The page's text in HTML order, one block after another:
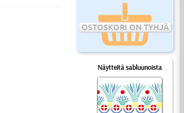
OSTOSKORI ON TYHJÄ
Näytteitä sabluunoista